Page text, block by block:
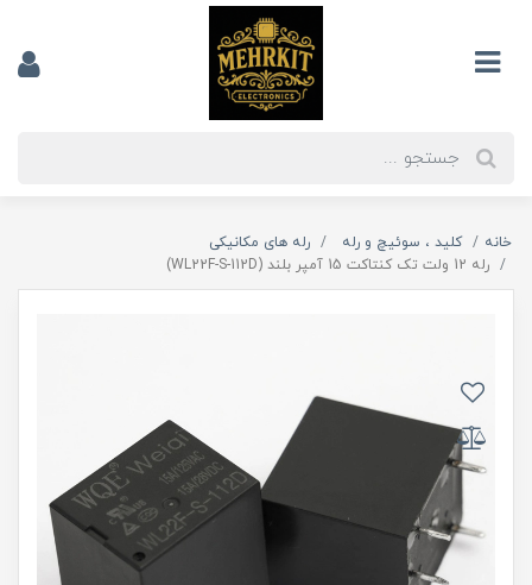
خانه کلید ، سوئیچ و رله
رله های مکانیکی
رله 12 ولت تک کنتاکت 15 آمپر بلند (WL22F-S-112D)